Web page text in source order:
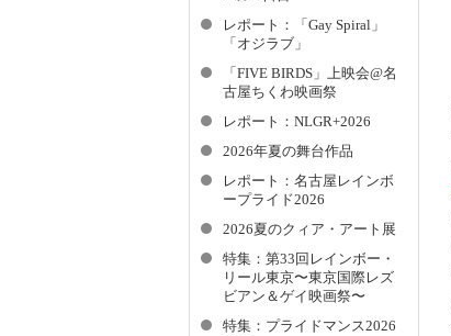
レポート：「Gay Spiral」
「オジラブ」
「FIVE BIRDS」上映会@名
古屋ちくわ映画祭
レポート：NLGR+2026
2026年夏の舞台作品
レポート：名古屋レインボ
ープライド2026
2026夏のクィア・アート展
特集：第33回レインボー・
リール東京〜東京国際レズ
ビアン＆ゲイ映画祭〜
特集：プライドマンス2026